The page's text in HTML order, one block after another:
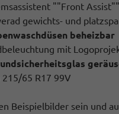
""Front
gewichts- und
beheizbar
mit
65 R17 99V
Beispielbilder sein und